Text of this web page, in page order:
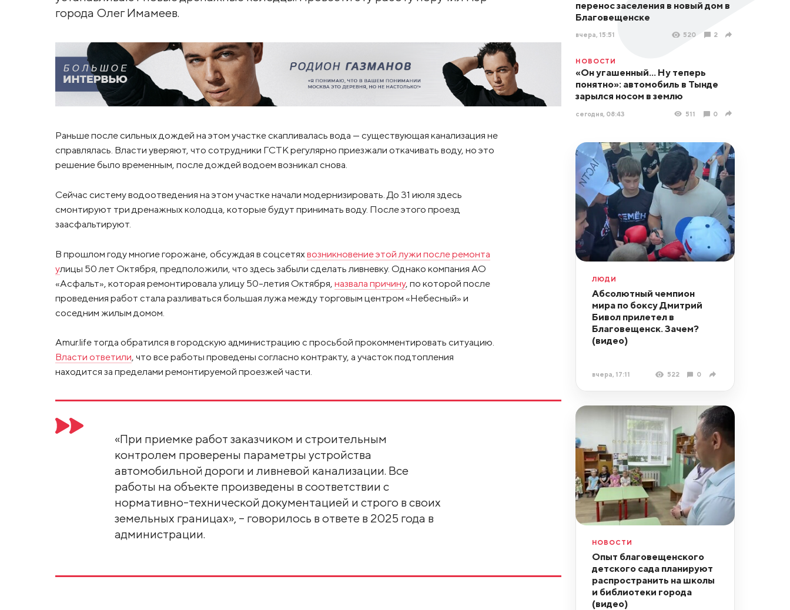
города Олег Имамеев.
Раньше после сильных дождей на этом участке скапливалась вода — существующая канализация не
справлялась. Власти уверяют, что сотрудники ГСТК регулярно приезжали откачивать воду, но это
решение было временным, после дождей водоем возникал снова.
Сейчас систему водоотведения на этом участке начали модернизировать. До 31 июля здесь
смонтируют три дренажных колодца, которые будут принимать воду. После этого проезд
заасфальтируют.
В прошлом году многие горожане, обсуждая в соцсетях возникновение этой лужи после ремонта
улицы 50 лет Октября, предположили, что здесь забыли сделать ливневку. Однако компания АО
«Асфальт», которая ремонтировала улицу 50-летия Октября, назвала причину, по которой после
проведения работ стала разливаться большая лужа между торговым центром «Небесный» и
соседним жилым домом.
Amur.life тогда обратился в городскую администрацию с просьбой прокомментировать ситуацию.
Власти ответили, что все работы проведены согласно контракту, а участок подтопления
находится за пределами ремонтируемой проезжей части.
«При приемке работ заказчиком и строительным
контролем проверены параметры устройства
автомобильной дороги и ливневой канализации. Все
работы на объекте произведены в соответствии с
нормативно-технической документацией и строго в своих
земельных границах», – говорилось в ответе в 2025 года в
администрации.
перенос заселения в новый дом в
Благовещенске
вчера, 15:51 520 2
НОВОСТИ
«Он угашенный... Ну теперь
понятно»: автомобиль в Тынде
зарылся носом в землю
сегодня, 08:43 511 0
ЛЮДИ
Абсолютный чемпион
мира по боксу Дмитрий
Бивол прилетел в
Благовещенск. Зачем?
(видео)
вчера, 17:11 522 0
НОВОСТИ
Опыт благовещенского
детского сада планируют
распространить на школы
и библиотеки города
(видео)